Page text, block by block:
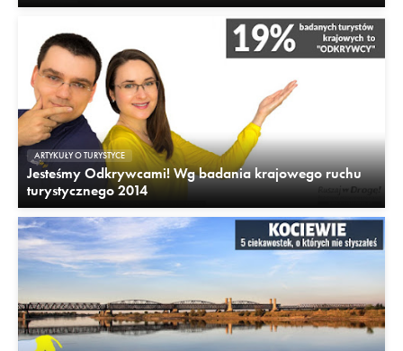
ARTYKUŁY O TURYSTYCE
Jesteśmy Odkrywcami! Wg badania krajowego ruchu
turystycznego 2014